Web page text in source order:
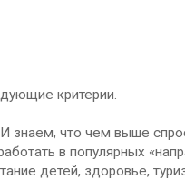
критерии.
знаем, что чем выше
в популярных
детей, здоровье,